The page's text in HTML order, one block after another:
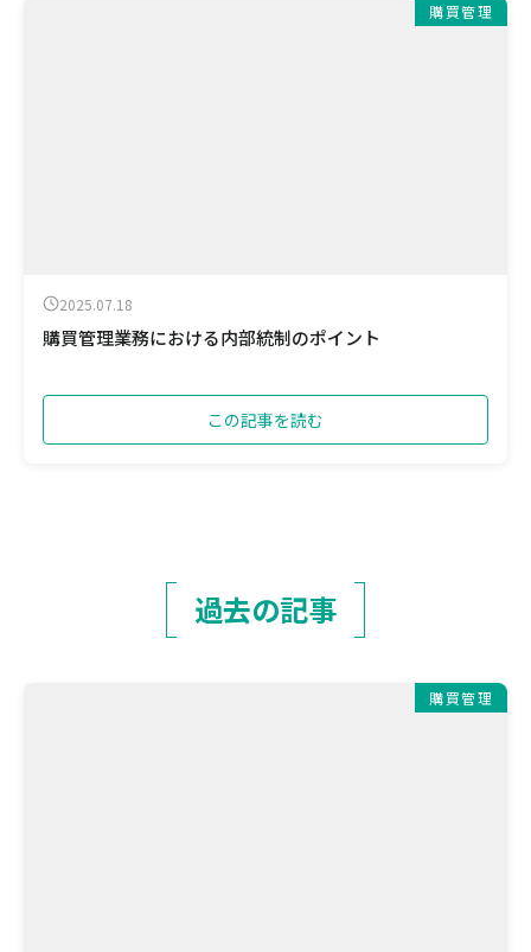
購買管理
2025.07.18
購買管理業務における内部統制のポイント
この記事を読む
過去の記事
購買管理